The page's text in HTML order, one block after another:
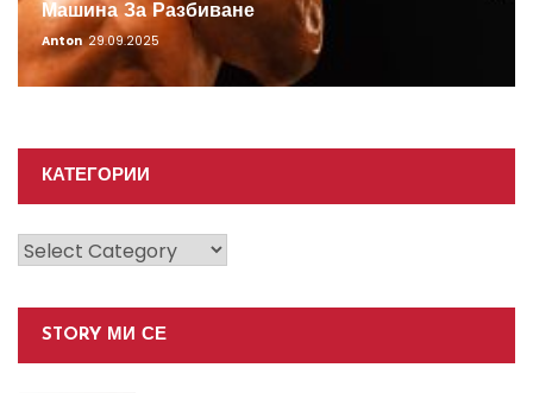
Машина За Разбиване
Anton 29.09.2025
КАТЕГОРИИ
Категории
STORY МИ СЕ